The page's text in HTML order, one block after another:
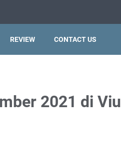
REVIEW CONTACT US
2021 di Viu